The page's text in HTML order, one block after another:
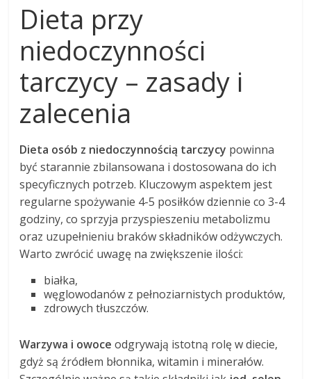
Dieta przy
niedoczynności
tarczycy – zasady i
zalecenia
Dieta osób z niedoczynnością tarczycy powinna
być starannie zbilansowana i dostosowana do ich
specyficznych potrzeb. Kluczowym aspektem jest
regularne spożywanie 4-5 posiłków dziennie co 3-4
godziny, co sprzyja przyspieszeniu metabolizmu
oraz uzupełnieniu braków składników odżywczych.
Warto zwrócić uwagę na zwiększenie ilości:
białka,
węglowodanów z pełnoziarnistych produktów,
zdrowych tłuszczów.
Warzywa i owoce odgrywają istotną rolę w diecie,
gdyż są źródłem błonnika, witamin i minerałów.